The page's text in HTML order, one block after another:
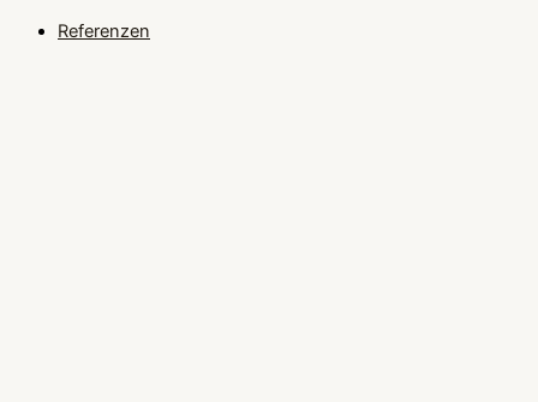
Referenzen